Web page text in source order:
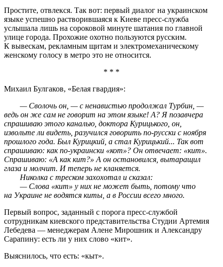
Простите, отвлекся. Так вот: первый диалог на украинском
языке успешно растворившаяся к Киеве пресс-служба
услышала лишь на сороковой минуте шатания по главной
улице города. Прохожие охотно пользуются русским.
К вывескам, рекламным щитам и электромеханическому
женскому голосу в метро это не относится.
* * *
Михаил Булгаков, «Белая гвардия»:
— Сволочь он, — с ненавистью продолжал Турбин, —
ведь он же сам не говорит на этом языке! А? Я позавчера
спрашиваю этого каналью, доктора Курицького, он,
извольте ли видеть, разучился говорить по-русски с ноября
прошлого года. Был Курицкий, а стал Курицький... Так вот
спрашиваю: как по-украински «кот»? Он отвечает: «кит».
Спрашиваю: «А как кит?» А он остановился, вытаращил
глаза и молчит. И теперь не кланяется.
Николка с треском захохотал и сказал:
— Слова «кит» у них не может быть, потому что
на Украине не водятся киты, а в России всего много.
Первый вопрос, заданный с порога пресс-службой
сотрудникам киевского представительства Студии Артемия
Лебедева — менеджерам Алене Мирошник и Александру
Сарапину: есть ли у них слово «кит».
Выяснилось, что есть: «кыт».